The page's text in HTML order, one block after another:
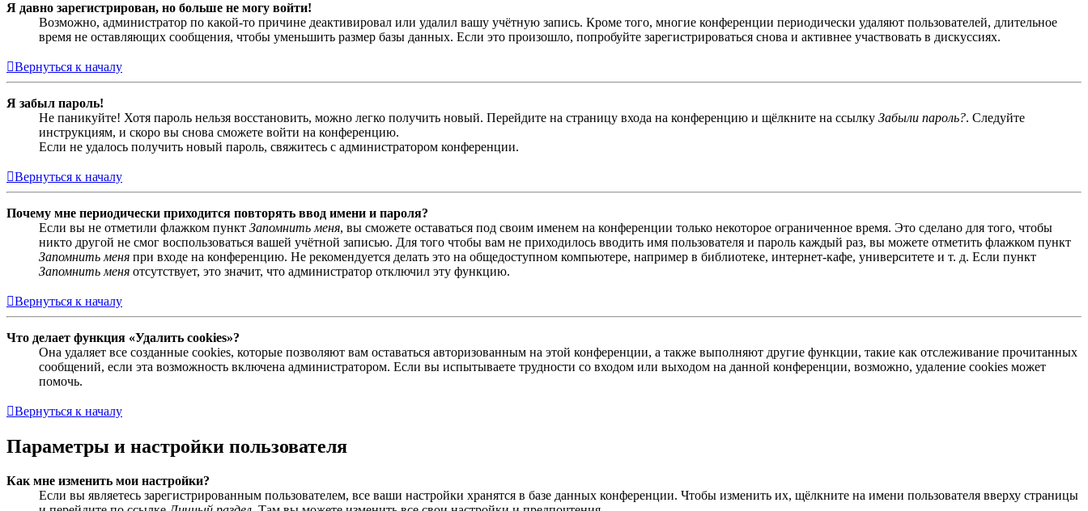
Я давно зарегистрирован, но больше не могу войти!
Возможно, администратор по какой-то причине деактивировал или удалил вашу учётную запись. Кроме того, многие конференции периодически удаляют пользователей, длительное
время не оставляющих сообщения, чтобы уменьшить размер базы данных. Если это произошло, попробуйте зарегистрироваться снова и активнее участвовать в дискуссиях.
Вернуться к началу
Я забыл пароль!
Не паникуйте! Хотя пароль нельзя восстановить, можно легко получить новый. Перейдите на страницу входа на конференцию и щёлкните на ссылку Забыли пароль?. Следуйте
инструкциям, и скоро вы снова сможете войти на конференцию.
Если не удалось получить новый пароль, свяжитесь с администратором конференции.
Вернуться к началу
Почему мне периодически приходится повторять ввод имени и пароля?
Если вы не отметили флажком пункт Запомнить меня, вы сможете оставаться под своим именем на конференции только некоторое ограниченное время. Это сделано для того, чтобы
никто другой не смог воспользоваться вашей учётной записью. Для того чтобы вам не приходилось вводить имя пользователя и пароль каждый раз, вы можете отметить флажком пункт
Запомнить меня при входе на конференцию. Не рекомендуется делать это на общедоступном компьютере, например в библиотеке, интернет-кафе, университете и т. д. Если пункт
Запомнить меня отсутствует, это значит, что администратор отключил эту функцию.
Вернуться к началу
Что делает функция «Удалить cookies»?
Она удаляет все созданные cookies, которые позволяют вам оставаться авторизованным на этой конференции, а также выполняют другие функции, такие как отслеживание прочитанных
сообщений, если эта возможность включена администратором. Если вы испытываете трудности со входом или выходом на данной конференции, возможно, удаление cookies может
помочь.
Вернуться к началу
Параметры и настройки пользователя
Как мне изменить мои настройки?
Если вы являетесь зарегистрированным пользователем, все ваши настройки хранятся в базе данных конференции. Чтобы изменить их, щёлкните на имени пользователя вверху страницы